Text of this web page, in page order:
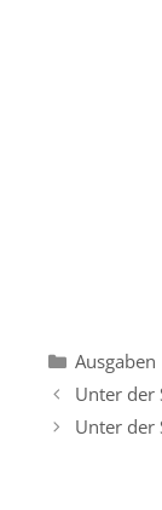
Kategorien
Ausgaben
Unter der
Unter der